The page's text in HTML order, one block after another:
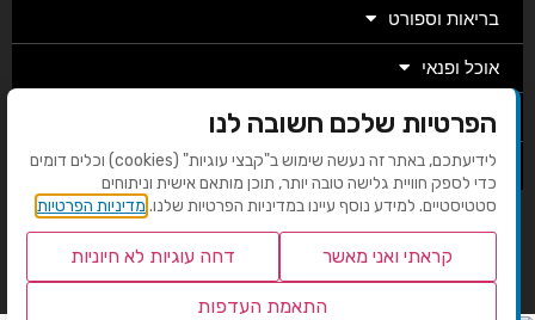
בריאות וספורט
אוכל ופנאי
מגזין
מערכת
בניית אתרים EMG
הפרטיות שלכם חשובה לנו
לידיעתכם, באתר זה נעשה שימוש ב"קבצי עוגיות" (cookies) וכלים דומים
כדי לספק חוויית גלישה טובה יותר, תוכן מותאם אישית וניתוחים
סטטיסטיים. למידע נוסף עיינו במדיניות הפרטיות שלנו. מדיניות הפרטיות
קראתי ואני מאשר דחה עוגיות לא חיוניות
התאמת העדפות